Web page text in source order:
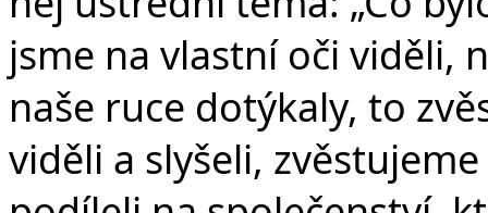
jsme na vlastní oči viděli,
naše ruce dotýkaly, to
viděli a slyšeli,